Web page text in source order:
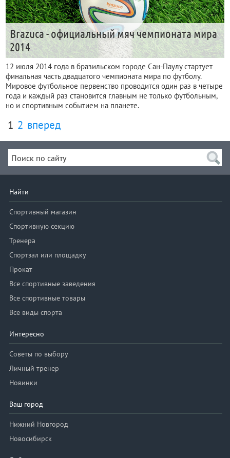
Brazuca - официальный мяч чемпионата мира
2014
12 июля 2014 года в бразильском городе Сан-Паулу стартует
финальная часть двадцатого чемпионата мира по футболу.
Мировое футбольное первенство проводится один раз в четыре
года и каждый раз становится главным не только футбольным,
но и спортивным событием на планете.
1 2 вперед
Найти
Спортивный магазин
Спортивную секцию
Тренера
Спортзал или площадку
Прокат
Все спортивные заведения
Все спортивные товары
Все виды спорта
Интересно
Советы по выбору
Личный тренер
Новинки
Ваш город
Нижний Новгород
Новосибирск